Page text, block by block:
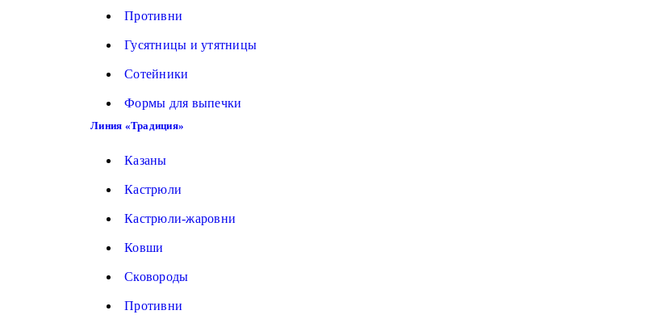
Противни
Гусятницы и утятницы
Сотейники
Формы для выпечки
Линия «Традиция»
Казаны
Кастрюли
Кастрюли-жаровни
Ковши
Сковороды
Противни